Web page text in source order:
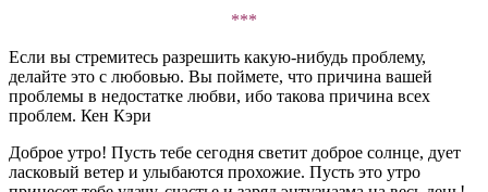
***
Если вы стремитесь разрешить какую-нибудь проблему,
делайте это с любовью. Вы поймете, что причина вашей
проблемы в недостатке любви, ибо такова причина всех
проблем. Кен Кэри
Доброе утро! Пусть тебе сегодня светит доброе солнце, дует
ласковый ветер и улыбаются прохожие. Пусть это утро